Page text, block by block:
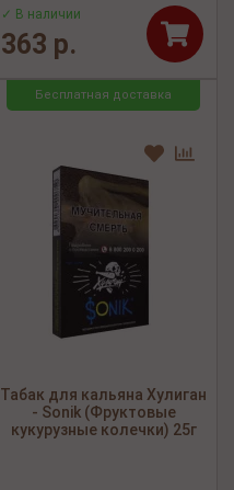
✓ В наличии
363 р.
Бесплатная доставка
Табак для кальяна Хулиган
- Sonik (Фруктовые
кукурузные колечки) 25г